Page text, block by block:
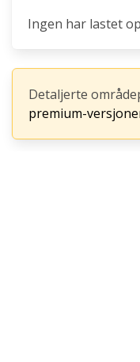
Ingen har lastet
Detaljerte
premium-